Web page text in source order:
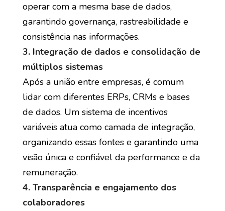
operar com a mesma base de dados,
garantindo governança, rastreabilidade e
consistência nas informações.
3. Integração de dados e consolidação de
múltiplos sistemas
Após a união entre empresas, é comum
lidar com diferentes ERPs, CRMs e bases
de dados. Um sistema de incentivos
variáveis atua como camada de integração,
organizando essas fontes e garantindo uma
visão única e confiável da performance e da
remuneração.
4. Transparência e engajamento dos
colaboradores